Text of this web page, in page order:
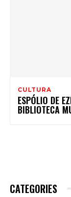
CULTURA
ESPÓLIO DE
BIBLIOTECA
CATEGORIES